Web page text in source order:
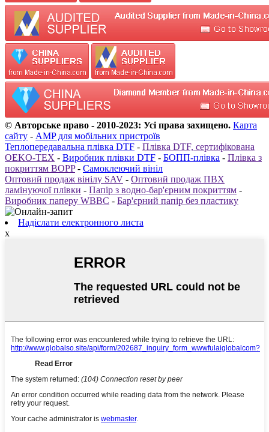
© Авторське право - 2010-2023: Усі права захищено. Карта
сайту - AMP для мобільних пристроїв
Теплопередавальна плівка DTF - Плівка DTF, сертифікована
OEKO-TEX - Виробник плівки DTF - БОПП-плівка - Плівка з
покриттям BOPP- Самоклеючий вініл
Оптовий продаж вінілу SAV - Оптовий продаж ПВХ
ламінуючої плівки - Папір з водно-бар'єрним покриттям -
Виробник паперу WBBC - Бар'єрний папір без пластику
Надіслати електронного листа
x